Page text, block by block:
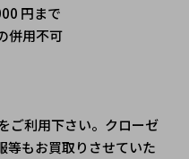
円まで
併用不可
ご利用下さい。クローゼ
等もお買取りさせていた